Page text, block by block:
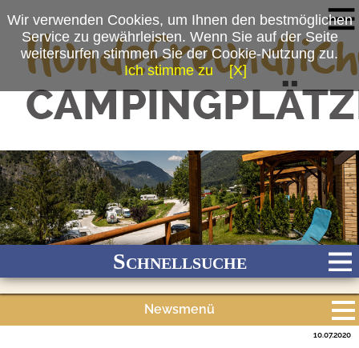
(c) Camping-Resort AllweglehenSchnellsuche
Newsmenü
10.07.2020
Wir verwenden Cookies, um Ihnen den bestmöglichen
Service zu gewährleisten. Wenn Sie auf der Seite
weitersurfen stimmen Sie der Cookie-Nutzung zu.
Ich stimme zu
[X]